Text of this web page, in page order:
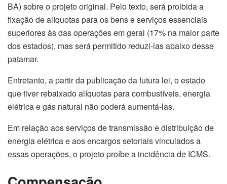
BA) sobre o projeto original. Pelo texto, será proibida a
fixação de alíquotas para os bens e serviços essenciais
superiores às das operações em geral (17% na maior parte
dos estados), mas será permitido reduzi-las abaixo desse
patamar.
Entretanto, a partir da publicação da futura lei, o estado
que tiver rebaixado alíquotas para combustíveis, energia
elétrica e gás natural não poderá aumentá-las.
Em relação aos serviços de transmissão e distribuição de
energia elétrica e aos encargos setoriais vinculados a
essas operações, o projeto proíbe a incidência de ICMS.